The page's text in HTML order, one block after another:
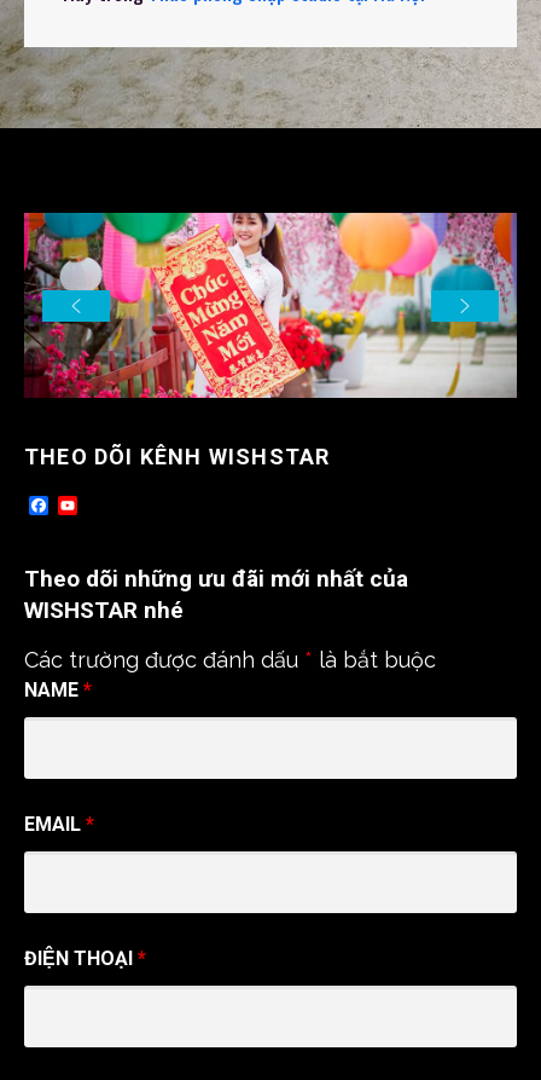
THEO DÕI KÊNH WISHSTAR
F
b
o
o
u
b
e
h
a
n
n
Theo dõi những ưu đãi mới nhất của
WISHSTAR nhé
Các trường được đánh dấu * là bắt buộc
NAME *
EMAIL *
ĐIỆN THOẠI *